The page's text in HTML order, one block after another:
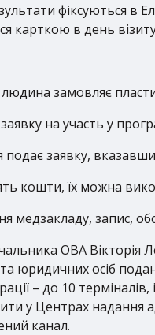
фіксуються в
карткою в день
замовляє
на участь у
заявку,
кошти, їх можна
медзакладу, запис,
ОВА Вікторія
юридичних осіб
– до 10
у Центрах надання
канал.